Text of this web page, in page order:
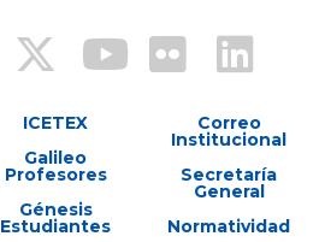
ICETEX
Galileo
Profesores
Génesis
Estudiantes
Correo
Institucional
Secretaría
General
Normatividad